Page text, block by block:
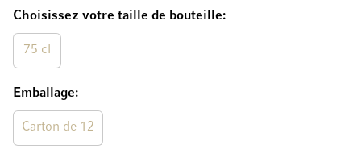
Choisissez votre taille de bouteille
75 cl
Emballage
Carton de 12